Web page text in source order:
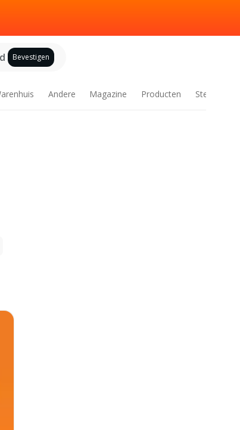
Bevestigen
Andere Magazine Producten Steden